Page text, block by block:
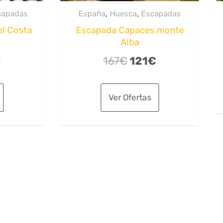
Costa
El
es:
España, Huesca, Escapadas
Escapada Capaces.monte
Alba
167€El
original
era:
121€El
es:
Ver Ofertas